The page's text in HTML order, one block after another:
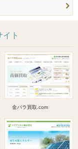
ト
金パラ買取.com